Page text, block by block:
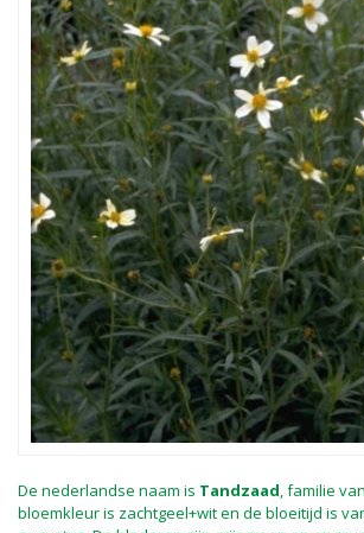
De nederlandse naam is Tandzaad, familie
bloemkleur is zachtgeel+wit en de bloeitijd is